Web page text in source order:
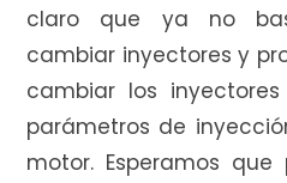
claro que ya no
cambiar inyectores y
cambiar los
parámetros de
motor. Esperamos